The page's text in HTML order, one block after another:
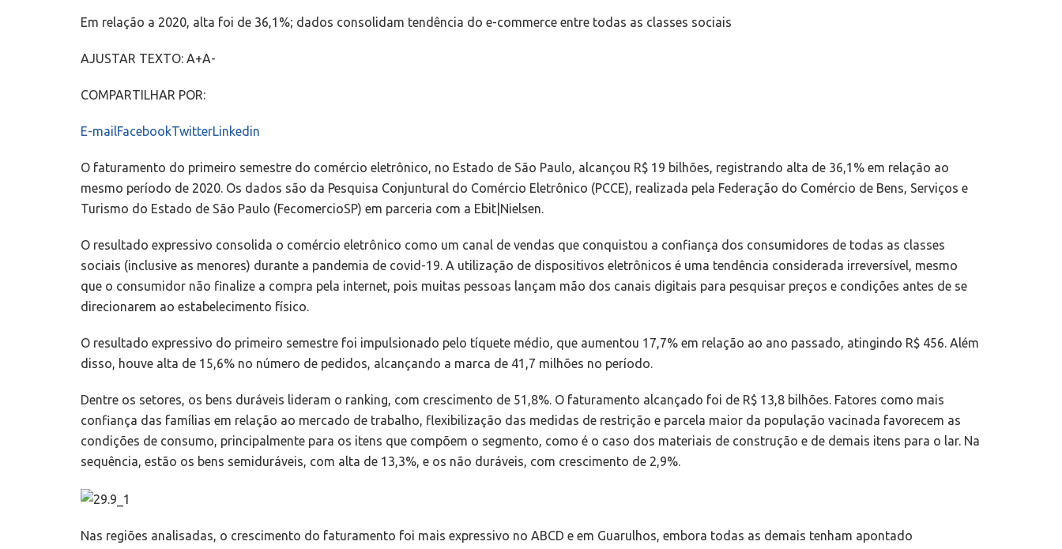
Em relação a 2020, alta foi de 36,1%; dados consolidam tendência do e-commerce entre todas as classes sociais
AJUSTAR TEXTO: A+A-
COMPARTILHAR POR:
E-mailFacebookTwitterLinkedin
O faturamento do primeiro semestre do comércio eletrônico, no Estado de São Paulo, alcançou R$ 19 bilhões, registrando alta de 36,1% em relação ao
mesmo período de 2020. Os dados são da Pesquisa Conjuntural do Comércio Eletrônico (PCCE), realizada pela Federação do Comércio de Bens, Serviços e
Turismo do Estado de São Paulo (FecomercioSP) em parceria com a Ebit|Nielsen.
O resultado expressivo consolida o comércio eletrônico como um canal de vendas que conquistou a confiança dos consumidores de todas as classes
sociais (inclusive as menores) durante a pandemia de covid-19. A utilização de dispositivos eletrônicos é uma tendência considerada irreversível, mesmo
que o consumidor não finalize a compra pela internet, pois muitas pessoas lançam mão dos canais digitais para pesquisar preços e condições antes de se
direcionarem ao estabelecimento físico.
O resultado expressivo do primeiro semestre foi impulsionado pelo tíquete médio, que aumentou 17,7% em relação ao ano passado, atingindo R$ 456. Além
disso, houve alta de 15,6% no número de pedidos, alcançando a marca de 41,7 milhões no período.
Dentre os setores, os bens duráveis lideram o ranking, com crescimento de 51,8%. O faturamento alcançado foi de R$ 13,8 bilhões. Fatores como mais
confiança das famílias em relação ao mercado de trabalho, flexibilização das medidas de restrição e parcela maior da população vacinada favorecem as
condições de consumo, principalmente para os itens que compõem o segmento, como é o caso dos materiais de construção e de demais itens para o lar. Na
sequência, estão os bens semiduráveis, com alta de 13,3%, e os não duráveis, com crescimento de 2,9%.
Nas regiões analisadas, o crescimento do faturamento foi mais expressivo no ABCD e em Guarulhos, embora todas as demais tenham apontado